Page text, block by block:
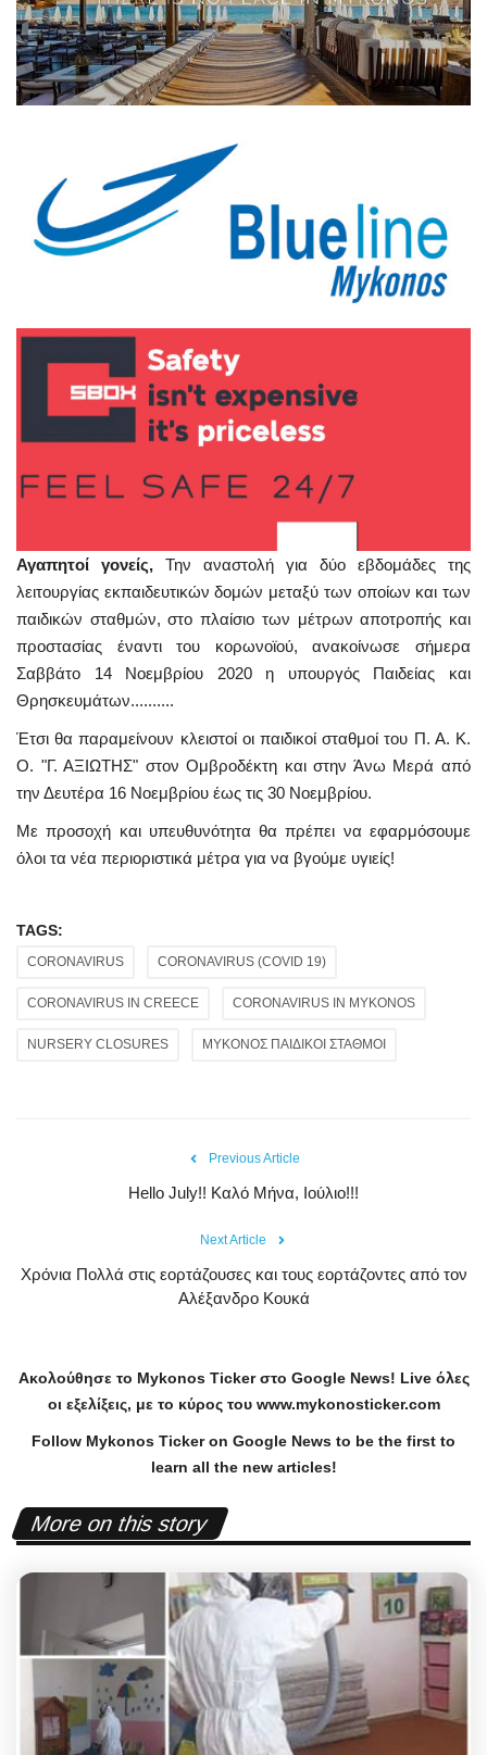
Αγαπητοί γονείς, Την αναστολή για δύο εβδομάδες της
λειτουργίας εκπαιδευτικών δομών μεταξύ των οποίων και των
παιδικών σταθμών, στο πλαίσιο των μέτρων αποτροπής και
προστασίας έναντι του κορωνοϊού, ανακοίνωσε σήμερα
Σαββάτο 14 Νοεμβρίου 2020 η υπουργός Παιδείας και
Θρησκευμάτων..........
Έτσι θα παραμείνουν κλειστοί οι παιδικοί σταθμοί του Π. Α. Κ.
Ο. "Γ. ΑΞΙΩΤΗΣ" στον Ομβροδέκτη και στην Άνω Μερά από
την Δευτέρα 16 Νοεμβρίου έως τις 30 Νοεμβρίου.
Με προσοχή και υπευθυνότητα θα πρέπει να εφαρμόσουμε
όλοι τα νέα περιοριστικά μέτρα για να βγούμε υγιείς!
TAGS:
CORONAVIRUS CORONAVIRUS (COVID 19)
CORONAVIRUS IN CREECE CORONAVIRUS IN MYKONOS
NURSERY CLOSURES ΜΥΚΟΝΟΣ ΠΑΙΔΙΚΟΙ ΣΤΑΘΜΟΙ
Previous Article
Hello July!! Καλό Μήνα, Ιούλιο!!!
Next Article
Χρόνια Πολλά στις εορτάζουσες και τους εορτάζοντες από τον
Αλέξανδρο Κουκά
Ακολούθησε το Mykonos Tickerστο Google News! Liveόλες
οι εξελίξεις, με το κύρος του www.mykonosticker.com
Follow Mykonos Ticker on Google News to be the first to
learn all the new articles!
More on this story